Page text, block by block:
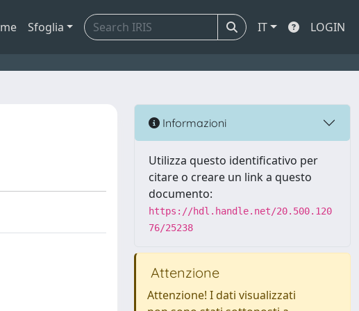
Sfoglia IT LOGIN
Informazioni
Utilizza questo identificativo per
citare o creare un link a questo
documento:
https://hdl.handle.net/20.500.120
76/25238
Attenzione
Attenzione! I dati visualizzati